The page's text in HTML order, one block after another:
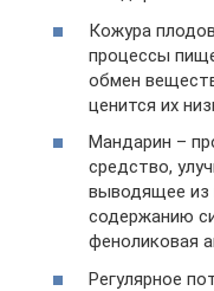
Кожура
процессы
обмен
ценится их
Мандарин –
средство,
выводящее из
содержанию
феноликовая
Регулярное